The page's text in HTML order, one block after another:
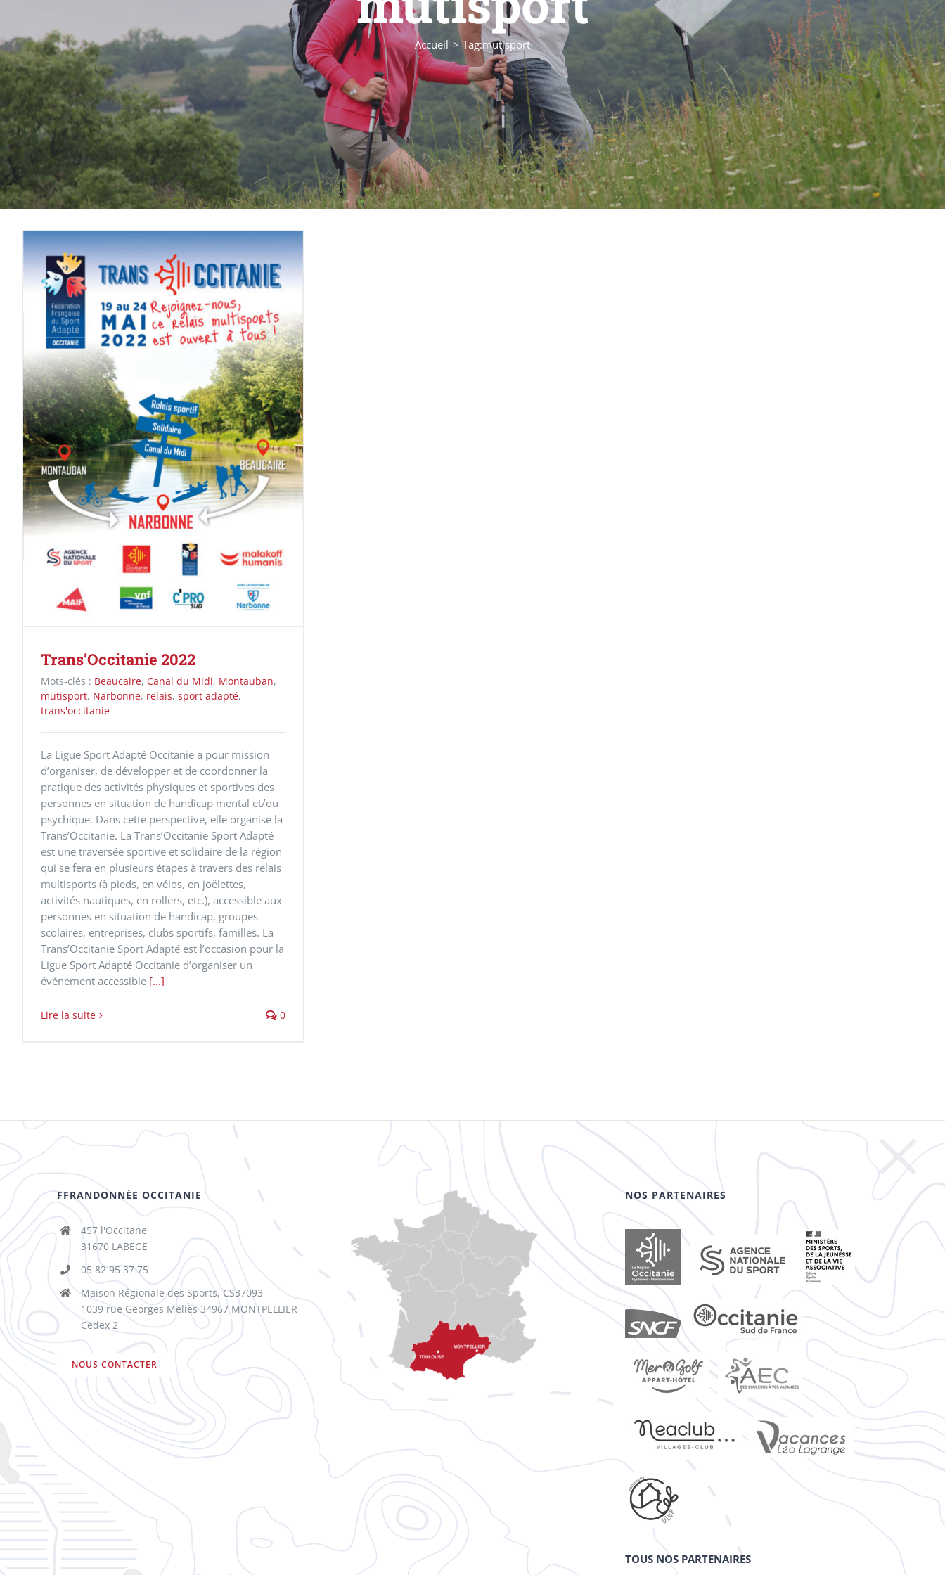
Accueil Tag:mutisport
Trans’Occitanie 2022
Mots-clés : Beaucaire, Canal du Midi, Montauban,
mutisport, Narbonne, relais, sport adapté,
trans'occitanie
La Ligue Sport Adapté Occitanie a pour mission
d’organiser, de développer et de coordonner la
pratique des activités physiques et sportives des
personnes en situation de handicap mental et/ou
psychique. Dans cette perspective, elle organise la
Trans’Occitanie. La Trans’Occitanie Sport Adapté
est une traversée sportive et solidaire de la région
qui se fera en plusieurs étapes à travers des relais
multisports (à pieds, en vélos, en joëlettes,
activités nautiques, en rollers, etc.), accessible aux
personnes en situation de handicap, groupes
scolaires, entreprises, clubs sportifs, familles. La
Trans’Occitanie Sport Adapté est l’occasion pour la
Ligue Sport Adapté Occitanie d’organiser un
événement accessible [...]
Lire la suite 0
FFRANDONNÉE OCCITANIE
457 l'Occitane
31670 LABEGE
05 82 95 37 75
Maison Régionale des Sports, CS37093
1039 rue Georges Méliès 34967 MONTPELLIER
Cedex 2
NOUS CONTACTER
NOS PARTENAIRES
TOUS NOS PARTENAIRES